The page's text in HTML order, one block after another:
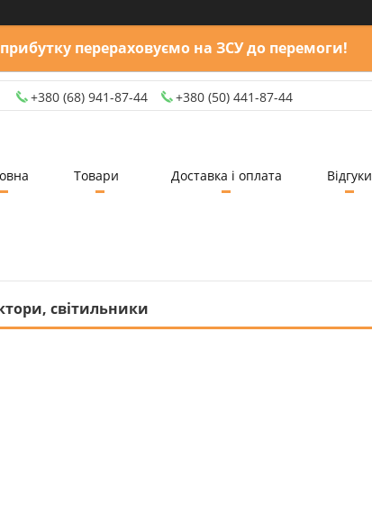
прибутку перераховуємо на ЗСУ до перемоги!
+380 (68) 941-87-44 +380 (50) 441-87-44
Товари Доставка і оплата Відгуки
світильники